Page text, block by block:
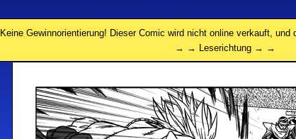
Keine Gewinnorientierung! Dieser Comic wird nicht online verkauft, und
→ → Leserichtung → →